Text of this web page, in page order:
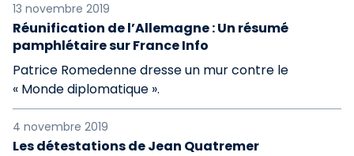
13 novembre 2019
Réunification de l’Allemagne : Un résumé
pamphlétaire sur France Info
Patrice Romedenne dresse un mur contre le
« Monde diplomatique ».
4 novembre 2019
Les détestations de Jean Quatremer